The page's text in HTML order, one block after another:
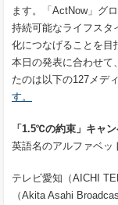
ます。「ActNow」グ
持続可能なライフスタ
化につなげることを目
本日の発表に合わせて
たのは以下の127メデ
す。
「1.5℃の約束」キャ
英語名のアルファベッ
テレビ愛知（AICHI
（Akita Asahi